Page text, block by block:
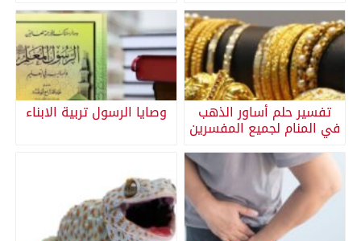
تفسير حلم أساور الذهب
في المنام لجميع المفسرين
وصايا الرسول تربية الابناء